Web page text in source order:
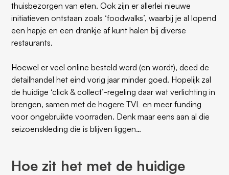
thuisbezorgen van eten. Ook zijn er allerlei nieuwe
initiatieven ontstaan zoals ‘foodwalks’, waarbij je al lopend
een hapje en een drankje af kunt halen bij diverse
restaurants.
Hoewel er veel online besteld werd (en wordt), deed de
detailhandel het eind vorig jaar minder goed. Hopelijk zal
de huidige ‘click & collect’-regeling daar wat verlichting in
brengen, samen met de hogere TVL en meer funding
voor ongebruikte voorraden. Denk maar eens aan al die
seizoenskleding die is blijven liggen…
Hoe zit het met de huidige